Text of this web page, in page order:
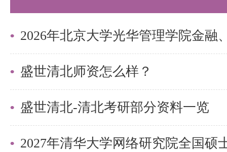
需要说的是，考清北竞争大，压
持。盛世清北-清北考研集训营，
实战营、清北冲刺营，更有清北
可选择，清北学长领学，班主任
盛世清北师资怎么样？
盛世清北-清北考研部分资料一览